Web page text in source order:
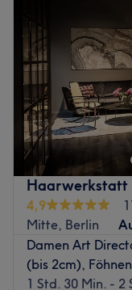
kinderfreundliche
Samstag
Sonntag
Redbedhead in
shared hair studio
design. Here,
international
stylish, and easy
atmosphere and
a special
Nearest public
The Märkisches
minute walk from
Haarwerkstatt
4,9
Mitte, Berlin
Damen Art
(bis 2cm),
1 Std. 30 Min. - 2